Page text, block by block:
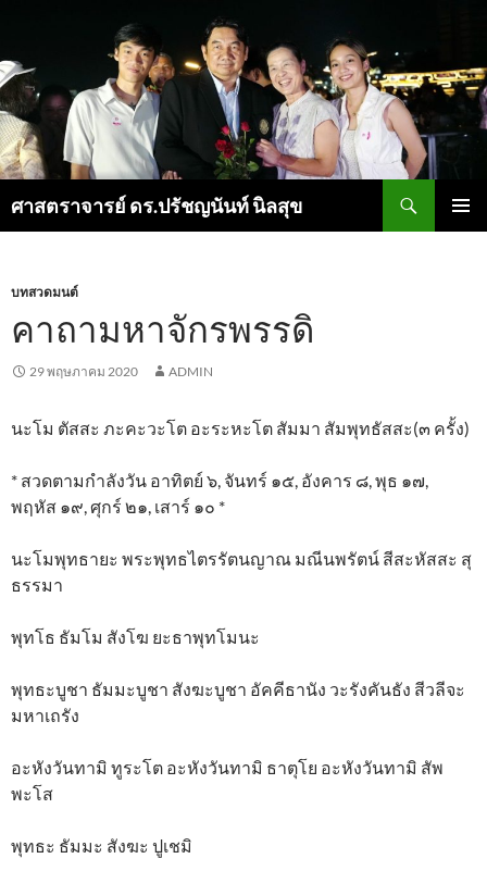
ศาสตราจารย์ ดร.ปรัชญนันท์ นิลสุข
เนื้อหา
บทสวดมนต์
คาถามหาจักรพรรดิ
29 พฤษภาคม 2020 ADMIN
นะโม ตัสสะ ภะคะวะโต อะระหะโต สัมมา สัมพุทธัสสะ(๓ ครั้ง)
* สวดตามกำลังวัน อาทิตย์ ๖, จันทร์ ๑๕, อังคาร ๘, พุธ ๑๗,
พฤหัส ๑๙, ศุกร์ ๒๑, เสาร์ ๑๐ *
นะโมพุทธายะ พระพุทธไตรรัตนญาณ มณีนพรัตน์ สีสะหัสสะ สุ
ธรรมา
พุทโธ ธัมโม สังโฆ ยะธาพุทโมนะ
พุทธะบูชา ธัมมะบูชา สังฆะบูชา อัคคีธานัง วะรังคันธัง สีวลีจะ
มหาเถรัง
อะหังวันทามิ ทูระโต อะหังวันทามิ ธาตุโย อะหังวันทามิ สัพ
พะโส
พุทธะ ธัมมะ สังฆะ ปูเชมิ